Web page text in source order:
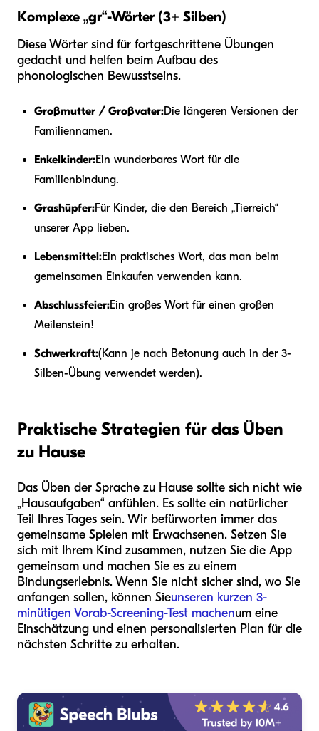
Komplexe „gr“-Wörter (3+ Silben)
Diese Wörter sind für fortgeschrittene Übungen
gedacht und helfen beim Aufbau des
phonologischen Bewusstseins.
Großmutter / Großvater:Die längeren Versionen der
Familiennamen.
Enkelkinder:Ein wunderbares Wort für die
Familienbindung.
Grashüpfer:Für Kinder, die den Bereich „Tierreich“
unserer App lieben.
Lebensmittel:Ein praktisches Wort, das man beim
gemeinsamen Einkaufen verwenden kann.
Abschlussfeier:Ein großes Wort für einen großen
Meilenstein!
Schwerkraft:(Kann je nach Betonung auch in der 3-
Silben-Übung verwendet werden).
Praktische Strategien für das Üben
zu Hause
Das Üben der Sprache zu Hause sollte sich nicht wie
„Hausaufgaben“ anfühlen. Es sollte ein natürlicher
Teil Ihres Tages sein. Wir befürworten immer das
gemeinsame Spielen mit Erwachsenen. Setzen Sie
sich mit Ihrem Kind zusammen, nutzen Sie die App
gemeinsam und machen Sie es zu einem
Bindungserlebnis. Wenn Sie nicht sicher sind, wo Sie
anfangen sollen, können Sieunseren kurzen 3-
minütigen Vorab-Screening-Test machenum eine
Einschätzung und einen personalisierten Plan für die
nächsten Schritte zu erhalten.